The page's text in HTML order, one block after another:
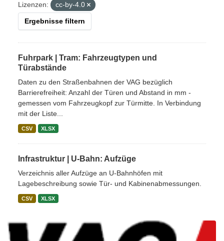
Lizenzen:
cc-by-4.0
Ergebnisse filtern
Fuhrpark | Tram: Fahrzeugtypen und
Türabstände
Daten zu den Straßenbahnen der VAG bezüglich
Barrierefreiheit: Anzahl der Türen und Abstand in mm -
gemessen vom Fahrzeugkopf zur Türmitte. In Verbindung
mit der Liste...
CSV XLSX
Infrastruktur | U-Bahn: Aufzüge
Verzeichnis aller Aufzüge an U-Bahnhöfen mit
Lagebeschreibung sowie Tür- und Kabinenabmessungen.
CSV XLSX